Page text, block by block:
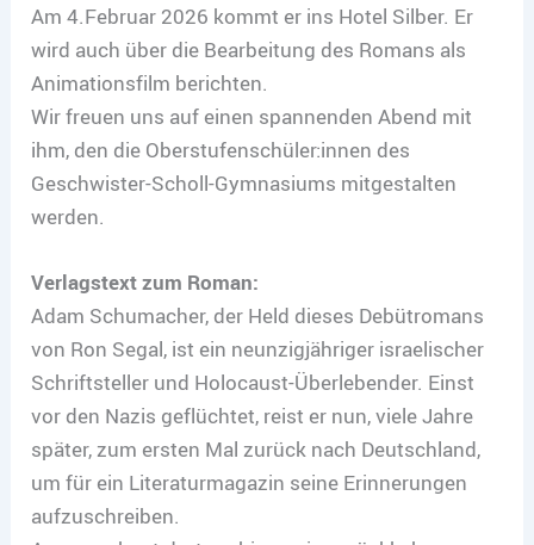
Am 4.Februar 2026 kommt er ins Hotel Silber. Er
wird auch über die Bearbeitung des Romans als
Animationsfilm berichten.
Wir freuen uns auf einen spannenden Abend mit
ihm, den die Oberstufenschüler:innen des
Geschwister-Scholl-Gymnasiums mitgestalten
werden.
Verlagstext zum Roman:
Adam Schumacher, der Held dieses Debütromans
von Ron Segal, ist ein neunzigjähriger israelischer
Schriftsteller und Holocaust-Überlebender. Einst
vor den Nazis geflüchtet, reist er nun, viele Jahre
später, zum ersten Mal zurück nach Deutschland,
um für ein Literaturmagazin seine Erinnerungen
aufzuschreiben.